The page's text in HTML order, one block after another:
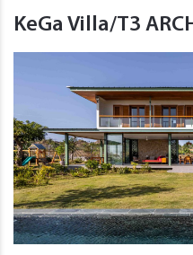
KeGa Villa/T3